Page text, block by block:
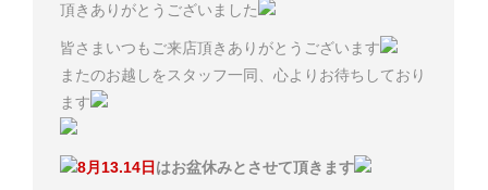
頂きありがとうございました
皆さまいつもご来店頂きありがとうございます
またのお越しをスタッフ一同、心よりお待ちしており
ます
8月13.14日 はお盆休みとさせて頂きます